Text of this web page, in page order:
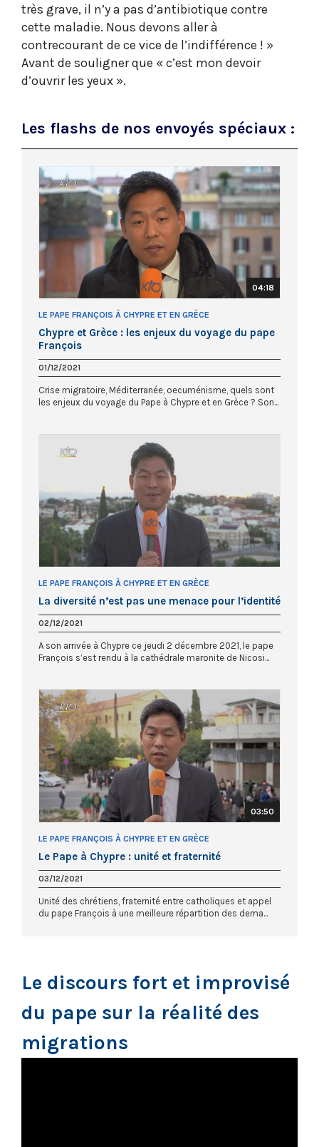
très grave, il n’y a pas d’antibiotique contre
cette maladie. Nous devons aller à
contrecourant de ce vice de l’indifférence ! »
Avant de souligner que « c’est mon devoir
d’ouvrir les yeux ».
Les flashs de nos envoyés spéciaux :
04:18
LE PAPE FRANÇOIS À CHYPRE ET EN GRÈCE
Chypre et Grèce : les enjeux du voyage du pape
François
01/12/2021
Crise migratoire, Méditerranée, oecuménisme, quels sont
les enjeux du voyage du Pape à Chypre et en Grèce ? Son...
LE PAPE FRANÇOIS À CHYPRE ET EN GRÈCE
La diversité n’est pas une menace pour l’identité
02/12/2021
A son arrivée à Chypre ce jeudi 2 décembre 2021, le pape
François s’est rendu à la cathédrale maronite de Nicosi...
03:50
LE PAPE FRANÇOIS À CHYPRE ET EN GRÈCE
Le Pape à Chypre : unité et fraternité
03/12/2021
Unité des chrétiens, fraternité entre catholiques et appel
du pape François à une meilleure répartition des dema...
Le discours fort et improvisé
du pape sur la réalité des
migrations